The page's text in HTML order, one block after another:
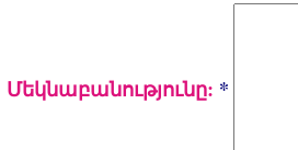
Մեկնաբանությունը: *